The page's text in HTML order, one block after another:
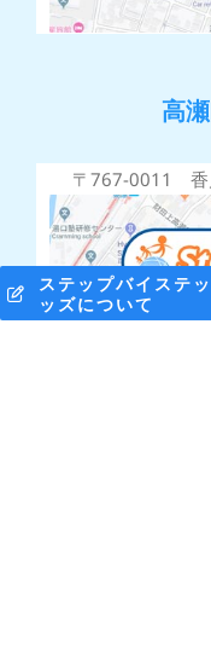
ステップバイステ
ッズについて
高
〒767-0011 香